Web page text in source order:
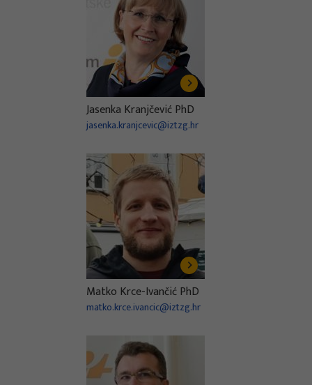
Jasenka Kranjčević PhD
jasenka.kranjcevic@iztzg.hr
Matko Krce-Ivančić PhD
matko.krce.ivancic@iztzg.hr